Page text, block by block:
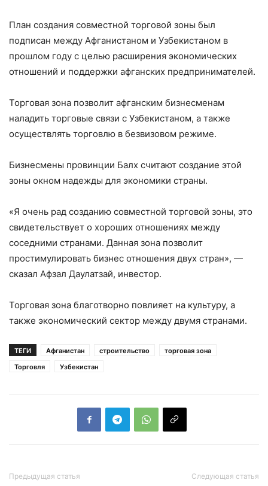
План создания совместной торговой зоны был
подписан между Афганистаном и Узбекистаном в
прошлом году с целью расширения экономических
отношений и поддержки афганских предпринимателей.
Торговая зона позволит афганским бизнесменам
наладить торговые связи с Узбекистаном, а также
осуществлять торговлю в безвизовом режиме.
Бизнесмены провинции Балх считают создание этой
зоны окном надежды для экономики страны.
«Я очень рад созданию совместной торговой зоны, это
свидетельствует о хороших отношениях между
соседними странами. Данная зона позволит
простимулировать бизнес отношения двух стран», —
сказал Афзал Даулатзай, инвестор.
Торговая зона благотворно повлияет на культуру, а
также экономический сектор между двумя странами.
ТЕГИ Афганистан строительство
торговая зона
Торговля
Узбекистан
Предыдущая статья Следующая статья